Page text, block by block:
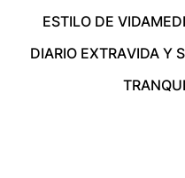
ESTILO DE VIDA
DIARIO EXTRAVIDA Y